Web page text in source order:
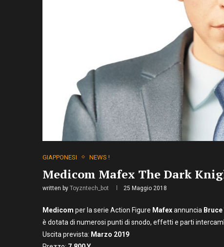
GIAPPONESI NEWS !
Medicom Mafex The Dark
written by Toyzntech_bot 25 Maggio 2018
Medicom per la serie Action Figure Mafexannuncia Bruce
è dotata di numerosi punti di snodo, effetti e parti
Uscita prevista: Marzo 2019